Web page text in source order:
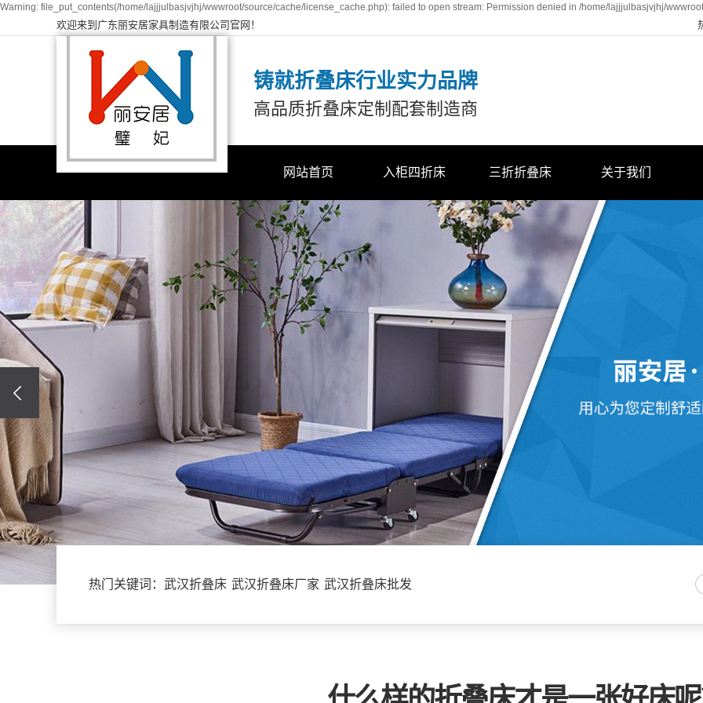
Warning: file_put_contents(/home/lajjjulbasjvjhj/wwwroot/source/cache/license_cache.php): failed to open stream: Permission denied in /home/lajjjulbasjvjhj/
欢迎来到广东丽安居家具制造有限公司官网！
铸就折叠床行业实力品牌
高品质折叠床定制配套制造商
网站首页 入柜四折床 三折折叠床 关于我们
热门关键词： 武汉折叠床 武汉折叠床厂家 武汉折叠床批发